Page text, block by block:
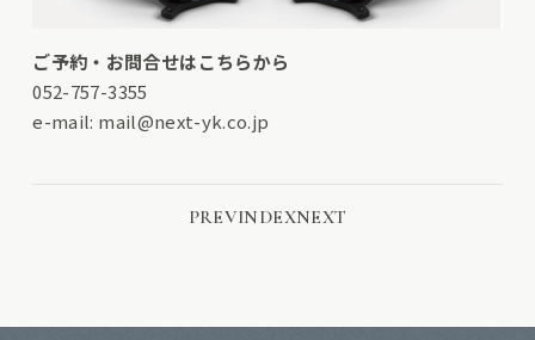
ご予約・お問合せはこちらから
052-757-3355
e-mail: mail@next-yk.co.jp
PREVINDEXNEXT